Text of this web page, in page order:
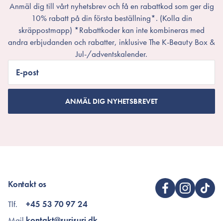
Anmäl dig till vårt nyhetsbrev och få en rabattkod som ger dig
10% rabatt på din första beställning*. (Kolla din
skräppostmapp) *Rabattkoder kan inte kombineras med
andra erbjudanden och rabatter, inklusive The K-Beauty Box &
Jul-/adventskalender.
E-post
ANMÄL DIG NYHETSBREVET
Kontakt os
Tlf.
+45 53 70 97 24